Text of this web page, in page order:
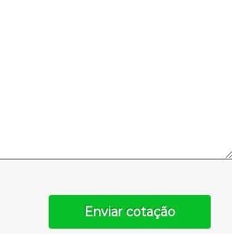
Enviar cotação